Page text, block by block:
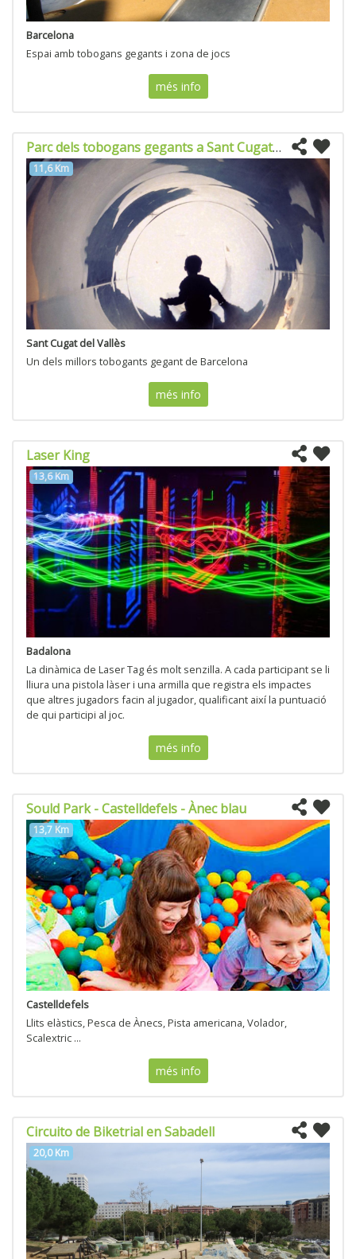
Barcelona
Espai amb tobogans gegants i zona de jocs
més info
Parc dels tobogans gegants a Sant Cugat del Valles
11,6 Km
Sant Cugat del Vallès
Un dels millors tobogants gegant de Barcelona
més info
Laser King
13,6 Km
Badalona
La dinàmica de Laser Tag és molt senzilla. A cada participant se li
lliura una pistola làser i una armilla que registra els impactes
que altres jugadors facin al jugador, qualificant així la puntuació
de qui participi al joc.
més info
Sould Park - Castelldefels - Ànec blau
13,7 Km
Castelldefels
Llits elàstics, Pesca de Ànecs, Pista americana, Volador,
Scalextric ...
més info
Circuito de Biketrial en Sabadell
20,0 Km